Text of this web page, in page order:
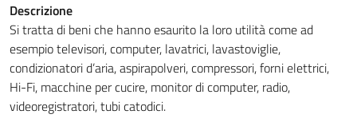
Descrizione
Si tratta di beni che hanno esaurito la loro utilità come ad
esempio televisori, computer, lavatrici, lavastoviglie,
condizionatori d’aria, aspirapolveri, compressori, forni elettrici,
Hi-Fi, macchine per cucire, monitor di computer, radio,
videoregistratori, tubi catodici.